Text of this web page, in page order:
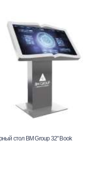
стол BM Group 32" Book